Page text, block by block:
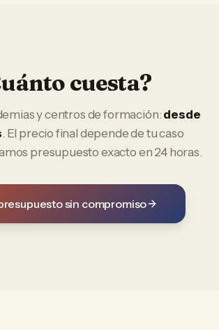
cuesta?
y centros de formación: desde
. El precio final depende de tu caso
presupuesto exacto en 24 horas.
sin compromiso